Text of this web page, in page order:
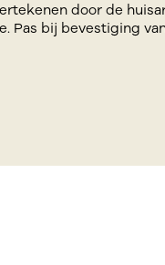
door de
Pas bij bevestiging